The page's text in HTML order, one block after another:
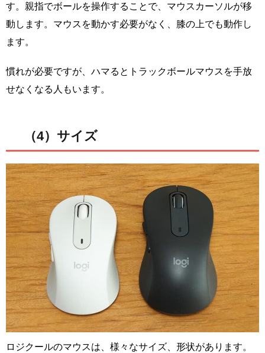
す。親指でボールを操作することで、マウスカーソルが移
動します。マウスを動かす必要がなく、膝の上でも動作し
ます。
慣れが必要ですが、ハマるとトラックボールマウスを手放
せなくなる人もいます。
（4）サイズ
ロジクールのマウスは、様々なサイズ、形状があります。